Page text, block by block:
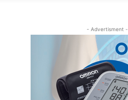
- Advertisment -